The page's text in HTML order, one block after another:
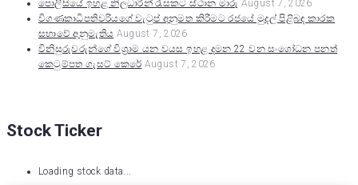
පොලිසියේ ඉහළ නිලධාරීන් රැසකට ස්ථාන මාරු August 7, 2026
විගණකාධිපතිවරියගේ වැටුප් අනුමත කිරීමට රජයේ මුදල් පිළිබඳ කාරක
සභාවේ අනුමැතිය August 7, 2026
විනිසුරුවරුන්ගේ විශ්‍රාම යන වයස ඉහළ දමන 22 වන සංශෝධන පනත්
කෙටුම්පත ගැසට් කෙරේ August 7, 2026
Stock Ticker
Loading stock data...